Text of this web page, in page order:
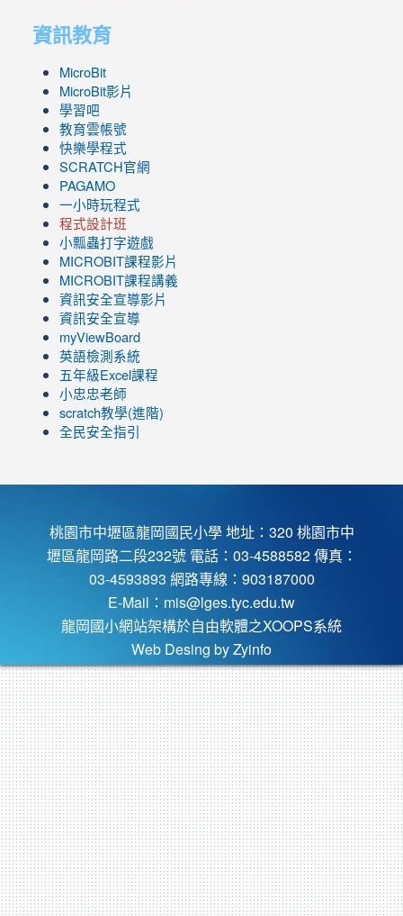
資訊教育
MicroBit
MicroBit影片
學習吧
教育雲帳號
快樂學程式
SCRATCH官網
PAGAMO
一小時玩程式
程式設計班
小瓢蟲打字遊戲
link
to
https://www.youtube.com/channel/UC8LghzcV5-
ZBGmXwlbUndNA/videos?
view=0&sort=dd&shelf_id=0
MICROBIT課程影片
link
to
https://www.youtube.com/channel/UC8LghzcV5-
ZBGmXwlbUndNA/videos?
view=0&sort=dd&shelf_id=0
MICROBIT課程講義
資訊安全宣導影片
資訊安全宣導
myViewBoard
英語檢測系統
五年級Excel課程
小忠忠老師
scratch教學(進階)
全民安全指引
桃園市中壢區龍岡國民小學 地址：320 桃園市中
壢區龍岡路二段232號 電話：03-4588582 傳真：
03-4593893 網路專線：903187000
E-Mail： mis@lges.tyc.edu.tw
龍岡國小網站架構於自由軟體之XOOPS系統
Web Desing by Zyinfo